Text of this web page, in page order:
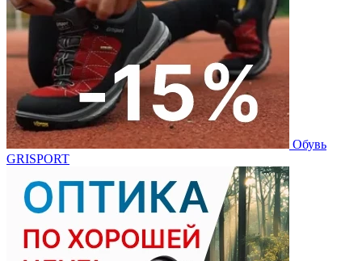
Обувь
GRISPORT